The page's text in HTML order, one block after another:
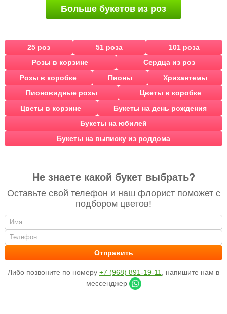
Больше букетов из роз
25 роз 51 роза
101 роза
Розы в корзине
Сердца из роз
Розы в коробке
Пионы
Хризантемы
Пионовидные розы
Цветы в коробке
Цветы в корзине
Букеты на день рождения
Букеты на юбилей
Букеты на выписку из роддома
Не знаете какой букет выбрать?
Оставьте свой телефон и наш флорист поможет с
подбором цветов!
Либо позвоните по номеру +7 (968) 891-19-11
, напишите нам в
мессенджер